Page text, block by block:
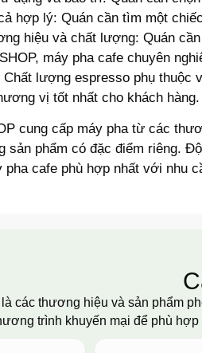
hợp lý: Quán cần tìm một
hiệu và chất lượng: Quán
máy pha cafe chuyên
lượng espresso phụ thuộc
vị tốt nhất cho khách hàng.
cung cấp máy pha từ các
sản phẩm có đặc điểm riêng.
pha cafe phù hợp nhất với nhu
các thương hiệu và sản phẩm
trình khuyến mại để phù